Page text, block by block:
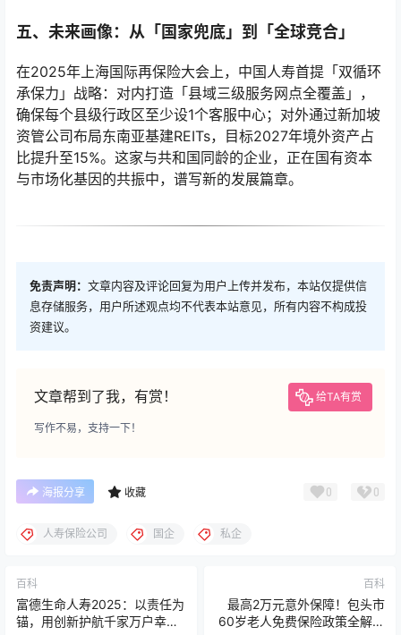
五、未来画像：从「国家兜底」到「全球竞合」
在2025年上海国际再保险大会上，中国人寿首提「双循环
承保力」战略：对内打造「县域三级服务网点全覆盖」，
确保每个县级行政区至少设1个客服中心；对外通过新加坡
资管公司布局东南亚基建REITs，目标2027年境外资产占
比提升至15%。这家与共和国同龄的企业，正在国有资本
与市场化基因的共振中，谱写新的发展篇章。
免责声明： 文章内容及评论回复为用户上传并发布，本站仅提供信
息存储服务，用户所述观点均不代表本站意见，所有内容不构成投
资建议。
文章帮到了我，有赏！ 给TA有赏
写作不易，支持一下！
海报分享 收藏 0 0
人寿保险公司 国企 私企
百科
富德生命人寿2025：以责任为
锚，用创新护航千家万户幸福
百科
最高2万元意外保障！包头市
60岁老人免费保险政策全解读